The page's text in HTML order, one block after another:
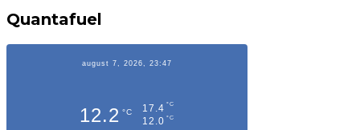
Quantafuel
august 7, 2026, 23:47
12.2 °C 17.4 °C
12.0 °C